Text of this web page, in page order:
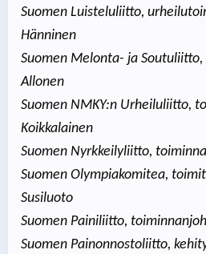
Suomen Luisteluliitto,
Hänninen
Suomen Melonta- ja
Allonen
Suomen NMKY:n Urheiluliitto,
Koikkalainen
Suomen Nyrkkeilyliitto,
Suomen Olympiakomitea,
Susiluoto
Suomen Painiliitto,
Suomen Painonnostoliitto,